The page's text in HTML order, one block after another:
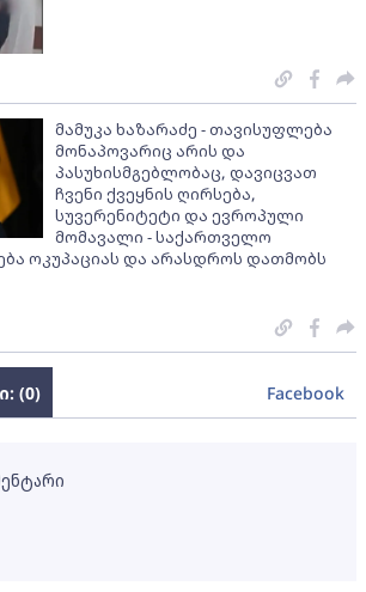
მამუკა ხაზარაძე - თავისუფლება
მონაპოვარიც არის და
პასუხისმგებლობაც, დავიცვათ
ჩვენი ქვეყნის ღირსება,
სუვერენიტეტი და ევროპული
მომავალი - საქართველო
ოკუპაციას და არასდროს დათმობს
(0) Facebook